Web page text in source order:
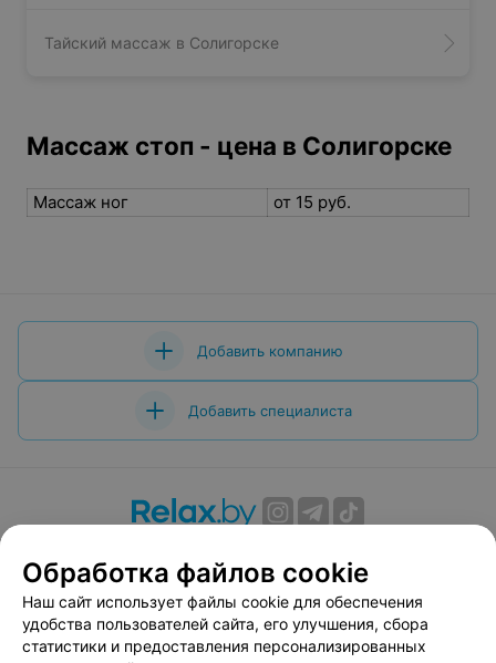
Тайский массаж в Солигорске
Массаж стоп - цена в Солигорске
Массаж ног от 15 руб.
Добавить компанию
Добавить специалиста
Вакансии
Публичный договор
Способы оплаты
Публичный договор по использованию сервиса
«Афиша»
Обработка файлов cookie
Наш сайт использует файлы cookie для обеспечения
удобства пользователей сайта, его улучшения, сбора
статистики и предоставления персонализированных